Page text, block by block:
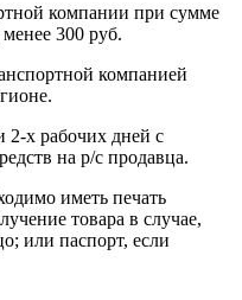
компании при сумме
менее 300 руб.
компанией
х рабочих дней с
на р/с продавца.
иметь печать
товара в случае,
или паспорт, если